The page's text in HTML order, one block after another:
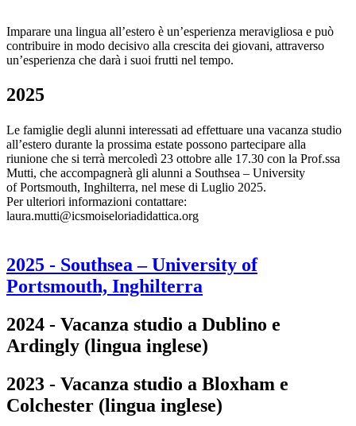
Imparare una lingua all’estero è un’esperienza meravigliosa e può
contribuire in modo decisivo alla crescita dei giovani, attraverso
un’esperienza che darà i suoi frutti nel tempo.
2025
Le famiglie degli alunni interessati ad effettuare una vacanza studio
all’estero durante la prossima estate possono partecipare alla
riunione che si terrà mercoledì 23 ottobre alle 17.30 con la Prof.ssa
Mutti, che accompagnerà gli alunni a Southsea – University
of Portsmouth, Inghilterra, nel mese di Luglio 2025.
Per ulteriori informazioni contattare:
laura.mutti@icsmoiseloriadidattica.org
2025 - Southsea – University of
Portsmouth, Inghilterra
2024 - Vacanza studio a Dublino e
Ardingly (lingua inglese)
2023 - Vacanza studio a Bloxham e
Colchester (lingua inglese)